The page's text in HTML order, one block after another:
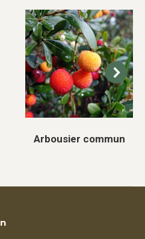
Arbousier commun